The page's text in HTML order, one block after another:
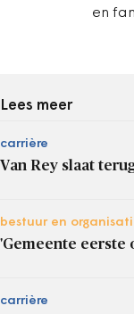
en
Lees meer
carrière
Van Rey slaat
bestuur en
'Gemeente eerste
carrière